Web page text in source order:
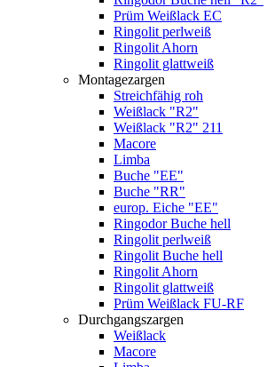
Prüm Weißlack EC
Ringolit perlweiß
Ringolit Ahorn
Ringolit glattweiß
Montagezargen
Streichfähig roh
Weißlack "R2"
Weißlack "R2" 211
Macore
Limba
Buche "EE"
Buche "RR"
europ. Eiche "EE"
Ringodor Buche hell
Ringolit perlweiß
Ringolit Buche hell
Ringolit Ahorn
Ringolit glattweiß
Prüm Weißlack FU-RF
Durchgangszargen
Weißlack
Macore